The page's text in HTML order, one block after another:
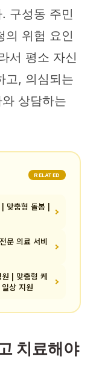
구성동 주민
의 위험 요인
서 평소 자신
고, 의심되는
상담하는
RELATED
맞춤형 돌봄 |
문 의료 서비
| 맞춤형 케
상 지원
치료해야